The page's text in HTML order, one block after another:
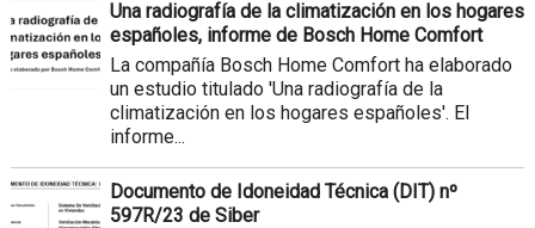
Una radiografía de la climatización en los hogares
españoles, informe de Bosch Home Comfort
La compañía Bosch Home Comfort ha elaborado
un estudio titulado 'Una radiografía de la
climatización en los hogares españoles'. El
informe...
Documento de Idoneidad Técnica (DIT) nº
597R/23 de Siber